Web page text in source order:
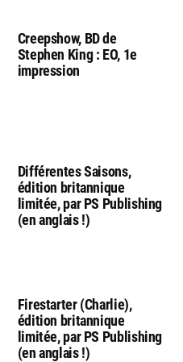
Creepshow, BD de
Stephen King : EO, 1e
impression
Différentes Saisons,
édition britannique
limitée, par PS Publishing
(en anglais !)
Firestarter (Charlie),
édition britannique
limitée, par PS Publishing
(en anglais !)